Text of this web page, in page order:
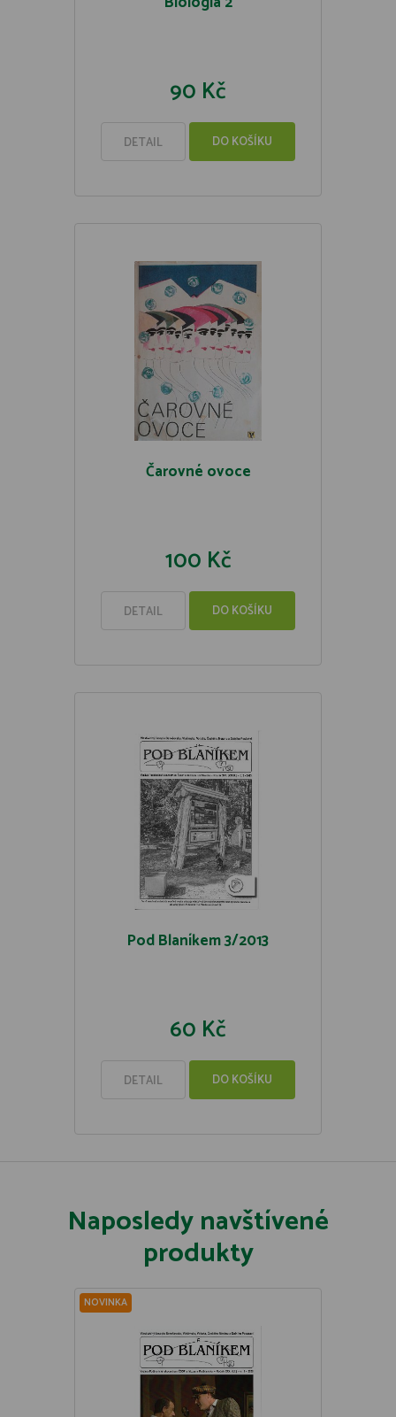
90 Kč
DETAIL DO KOŠÍKU
Čarovné ovoce
100 Kč
DETAIL DO KOŠÍKU
Pod Blaníkem 3/2013
60 Kč
DETAIL DO KOŠÍKU
Naposledy navštívené
produkty
NOVINKA